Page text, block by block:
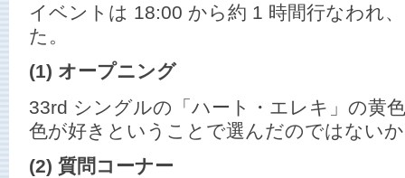
イベントは 18:00 から約 1 時間行なわれ
た。
(1) オープニング
33rd シングルの「ハート・エレキ」の黄
色が好きということで選んだのではない
(2) 質問コーナー